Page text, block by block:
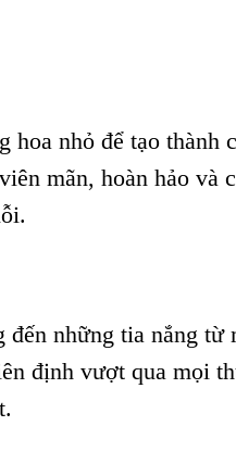
hoa nhỏ để tạo thành
mãn, hoàn hảo và
những tia nắng từ
định vượt qua mọi